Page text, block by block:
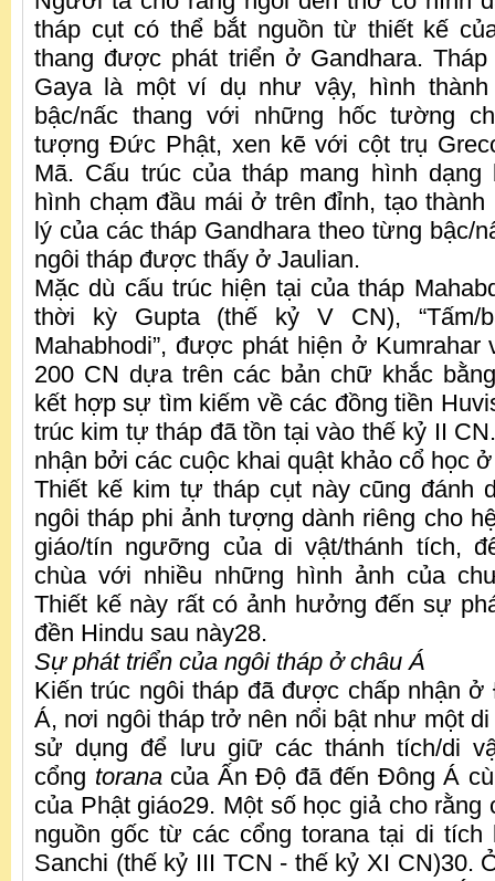
tháp cụt có thể bắt nguồn từ thiết kế
thang được phát triển ở Gandhara.
Gaya là một ví dụ như vậy, hình
bậc/nấc thang với những hốc tường
tượng Đức Phật, xen kẽ với cột trụ
Mã. Cấu trúc của tháp mang hình
hình chạm đầu mái ở trên đỉnh, tạo
lý của các tháp Gandhara theo từng bậc/
ngôi tháp được thấy ở Jaulian.
Mặc dù cấu trúc hiện tại của tháp
thời kỳ Gupta (thế kỷ V CN), “Tấm/
Mahabhodi”, được phát hiện ở Kumrahar
200 CN dựa trên các bản chữ khắc
kết hợp sự tìm kiếm về các đồng tiền
trúc kim tự tháp đã tồn tại vào thế kỷ II
nhận bởi các cuộc khai quật khảo cổ học
Thiết kế kim tự tháp cụt này cũng đánh
ngôi tháp phi ảnh tượng dành riêng cho
giáo/tín ngưỡng của di vật/thánh tích,
chùa với nhiều những hình ảnh của
Thiết kế này rất có ảnh hưởng đến sự
đền Hindu sau này28.
Sự phát triển của ngôi tháp ở châu Á
Kiến trúc ngôi tháp đã được chấp nhận
Á, nơi ngôi tháp trở nên nổi bật như một
sử dụng để lưu giữ các thánh tích/di
cổng torana của Ấn Độ đã đến Đông Á
của Phật giáo29. Một số học giả cho rằng
nguồn gốc từ các cổng torana tại di
Sanchi (thế kỷ III TCN - thế kỷ XI CN)30.